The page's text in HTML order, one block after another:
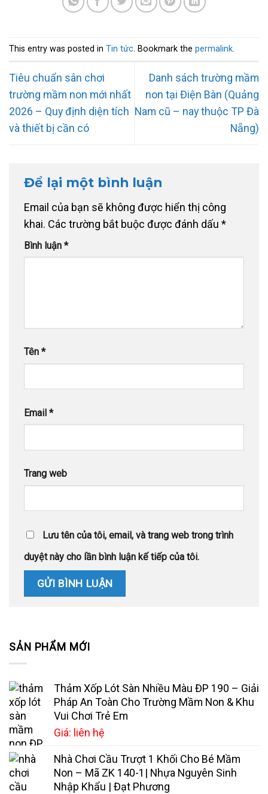
This entry was posted in Tin tức. Bookmark the permalink.
Tiêu chuẩn sân chơi
trường mầm non mới nhất
2026 – Quy định diện tích
và thiết bị cần có
Danh sách trường mầm
non tại Điện Bàn (Quảng
Nam cũ – nay thuộc TP Đà
Nẵng)
Để lại một bình luận
Email của bạn sẽ không được hiển thị công
khai. Các trường bắt buộc được đánh dấu *
Bình luận *
Tên *
Email *
Trang web
Lưu tên của tôi, email, và trang web trong trình
duyệt này cho lần bình luận kế tiếp của tôi.
SẢN PHẨM MỚI
Thảm Xốp Lót Sàn Nhiều Màu ĐP 190 – Giải
Pháp An Toàn Cho Trường Mầm Non & Khu
Vui Chơi Trẻ Em
Giá: liên hệ
Nhà Chơi Cầu Trượt 1 Khối Cho Bé Mầm
Non – Mã ZK 140-1| Nhựa Nguyên Sinh
Nhập Khẩu | Đạt Phương